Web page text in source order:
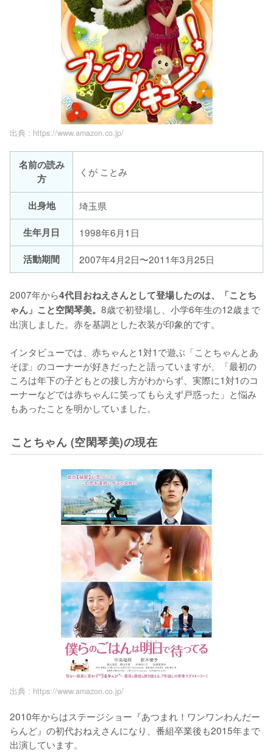
出典 : https://www.amazon.co.jp/
名前の読み
方
くが ことみ
出身地
埼玉県
生年月日
1998年6月1日
活動期間
2007年4月2日〜2011年3月25日
2007年から4代目おねえさんとして登場したのは、「ことち
ゃん」こと空閑琴美。 8歳で初登場し、小学6年生の12歳まで
出演しました。赤を基調とした衣装が印象的です。
インタビューでは、赤ちゃんと1対1で遊ぶ「ことちゃんとあ
そぼ」のコーナーが好きだったと語っていますが、「最初の
ころは年下の子どもとの接し方がわからず、実際に1対1のコ
ーナーなどでは赤ちゃんに笑ってもらえず戸惑った」と悩み
もあったことを明かしていました。
ことちゃん (空閑琴美)の現在
出典 : https://www.amazon.co.jp/
2010年からはステージショー『あつまれ！ワンワンわんだー
らんど』の初代おねえさんになり、番組卒業後も2015年まで
出演しています。